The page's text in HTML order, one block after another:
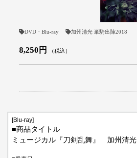
DVD・Blu-ray 加州清光 単騎出陣2018
8,250円 （税込）
[Blu-ray]
■商品タイトル
ミュージカル『刀剣乱舞』 加州清光